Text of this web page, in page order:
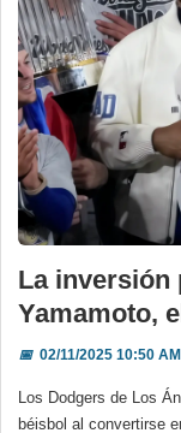
La inversión
Yamamoto,
📅02/11/2025 10:50 AM
Los Dodgers de Los
béisbol al convertirse